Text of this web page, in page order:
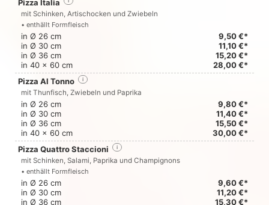
Pizza Italia
mit Schinken, Artischocken und Zwiebeln
• enthällt Formfleisch
in Ø 26 cm
9,50 €*
in Ø 30 cm
11,10 €*
in Ø 36 cm
15,20 €*
in 40 x 60 cm
28,00 €*
Pizza Al Tonno
i
mit Thunfisch, Zwiebeln und Paprika
in Ø 26 cm
9,80 €*
in Ø 30 cm
11,40 €*
in Ø 36 cm
15,50 €*
in 40 x 60 cm
30,00 €*
Pizza Quattro Staccioni
i
mit Schinken, Salami, Paprika und Champignons
• enthällt Formfleisch
in Ø 26 cm
9,60 €*
in Ø 30 cm
11,20 €*
in Ø 36 cm
15,30 €*